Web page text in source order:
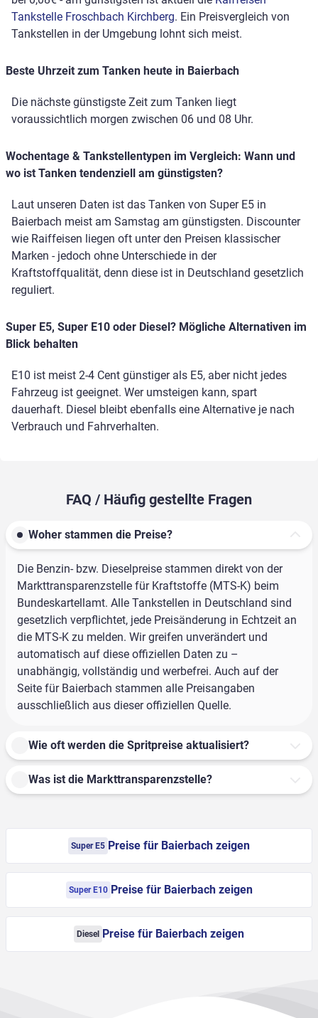
Tankstelle Froschbach Kirchberg. Ein Preisvergleich von
Tankstellen in der Umgebung lohnt sich meist.
Beste Uhrzeit zum Tanken heute in Baierbach
Die nächste günstigste Zeit zum Tanken liegt
voraussichtlich morgen zwischen 06 und 08 Uhr.
Wochentage & Tankstellentypen im Vergleich: Wann und
wo ist Tanken tendenziell am günstigsten?
Laut unseren Daten ist das Tanken von Super E5 in
Baierbach meist am Samstag am günstigsten. Discounter
wie Raiffeisen liegen oft unter den Preisen klassischer
Marken - jedoch ohne Unterschiede in der
Kraftstoffqualität, denn diese ist in Deutschland gesetzlich
reguliert.
Super E5, Super E10 oder Diesel? Mögliche Alternativen im
Blick behalten
E10 ist meist 2-4 Cent günstiger als E5, aber nicht jedes
Fahrzeug ist geeignet. Wer umsteigen kann, spart
dauerhaft. Diesel bleibt ebenfalls eine Alternative je nach
Verbrauch und Fahrverhalten.
FAQ / Häufig gestellte Fragen
Woher stammen die Preise?
Die Benzin- bzw. Dieselpreise stammen direkt von der
Markttransparenzstelle für Kraftstoffe (MTS-K) beim
Bundeskartellamt. Alle Tankstellen in Deutschland sind
gesetzlich verpflichtet, jede Preisänderung in Echtzeit an
die MTS-K zu melden. Wir greifen unverändert und
automatisch auf diese offiziellen Daten zu –
unabhängig, vollständig und werbefrei. Auch auf der
Seite für Baierbach stammen alle Preisangaben
ausschließlich aus dieser offiziellen Quelle.
Wie oft werden die Spritpreise aktualisiert?
Was ist die Markttransparenzstelle?
Super E5 Preise für Baierbach zeigen
Super E10 Preise für Baierbach zeigen
Diesel Preise für Baierbach zeigen